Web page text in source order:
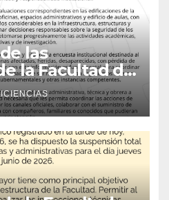
las
la Facultad de